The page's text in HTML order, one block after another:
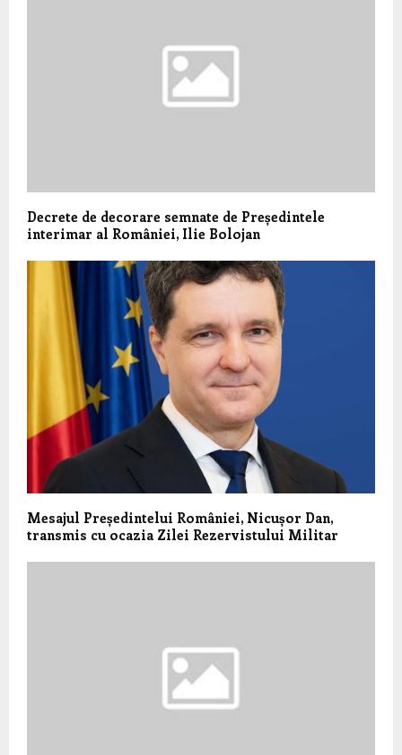
Decrete de decorare semnate de Președintele
interimar al României, Ilie Bolojan
Mesajul Președintelui României, Nicușor Dan,
transmis cu ocazia Zilei Rezervistului Militar